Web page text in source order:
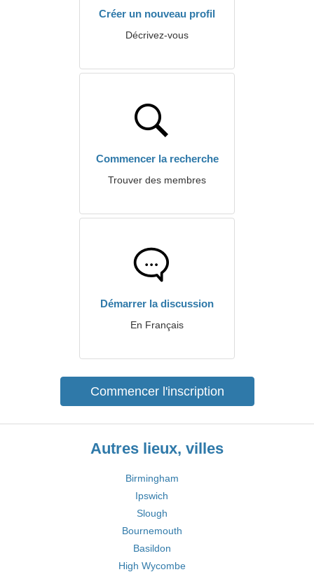
Créer un nouveau profil
Décrivez-vous
Commencer la recherche
Trouver des membres
Démarrer la discussion
En Français
Commencer l'inscription
Autres lieux, villes
Birmingham
Ipswich
Slough
Bournemouth
Basildon
High Wycombe